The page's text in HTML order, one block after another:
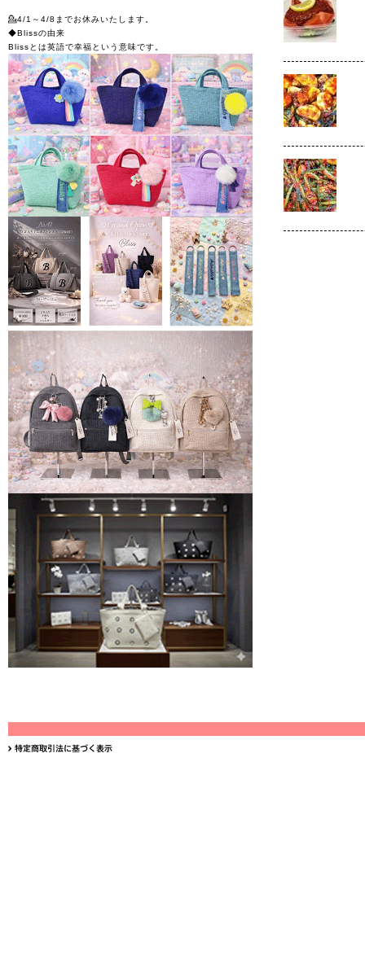
💁4/1～4/8までお休みいたします。
◆Blissの由来
Blissとは英語で幸福という意味です。